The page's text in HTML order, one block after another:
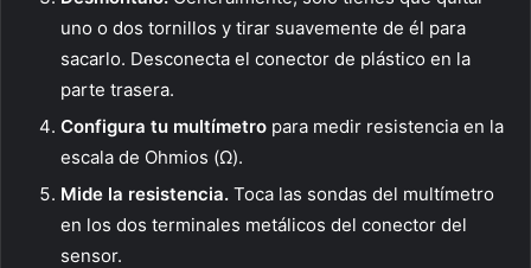
uno o dos tornillos y tirar suavemente de él para
sacarlo. Desconecta el conector de plástico en la
parte trasera.
Configura tu multímetro para medir resistencia en la
escala de Ohmios (Ω).
Mide la resistencia. Toca las sondas del multímetro
en los dos terminales metálicos del conector del
sensor.